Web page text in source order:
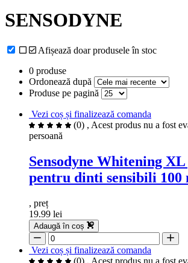
SENSODYNE
Afișează doar produsele în stoc
0 produse
Ordonează după
Produse pe pagină
Vezi coș și finalizează comanda
(0) , Acest produs nu a fost
persoană
Sensodyne Whitening
pentru dinti sensibili 100
, preț
19.99 lei
Adaugă în coș
Vezi coș și finalizează comanda